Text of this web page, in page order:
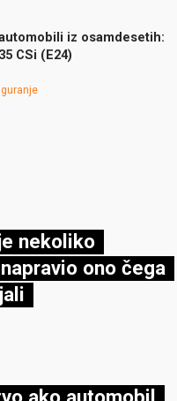
automobili iz osamdesetih:
CSi (E24)
nekoliko
ono čega
ako automobil